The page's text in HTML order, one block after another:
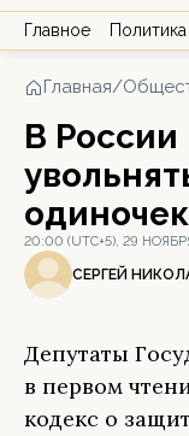
Главное Политика
Главная/
В России
20:00 (UTC+5), 29
СЕРГЕЙ
Депутаты
в первом
кодекс о